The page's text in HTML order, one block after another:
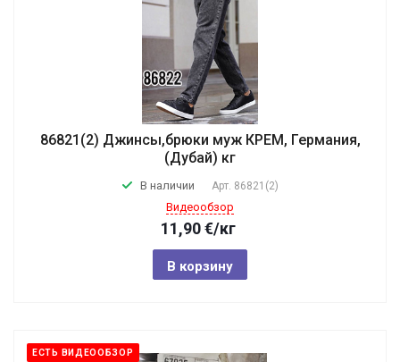
86821(2) Джинсы,брюки муж КРЕМ, Германия,
(Дубай) кг
В наличии Арт. 86821(2)
Видеообзор
11,90€/кг
В корзину
ЕСТЬ ВИДЕООБЗОР